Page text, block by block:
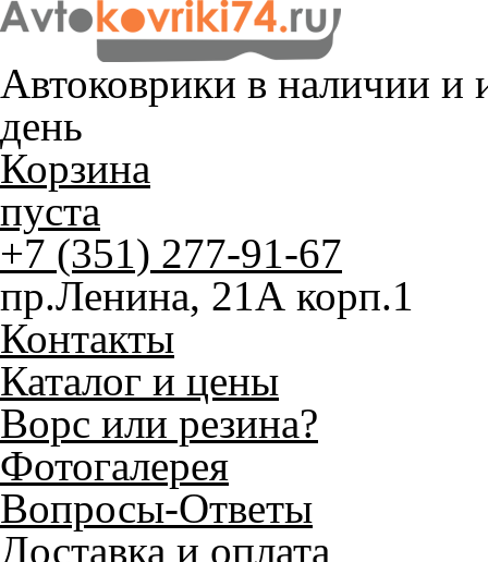
Автоковрики в наличии и
день
Корзина
пуста
+7 (351) 277-91-67
пр.Ленина, 21А корп.1
Контакты
Каталог и цены
Ворс или резина?
Фотогалерея
Вопросы-Ответы
Доставка и оплата